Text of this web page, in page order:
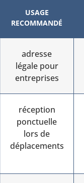
USAGE
RECOMMANDÉ
adresse
légale pour
entreprises
réception
ponctuelle
lors de
déplacements